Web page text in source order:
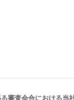
審査会合における当